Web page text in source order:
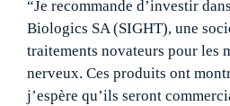
“Je recommande d’investir
Biologics SA (SIGHT), une
traitements novateurs pour les
nerveux. Ces produits ont
j’espère qu’ils seront